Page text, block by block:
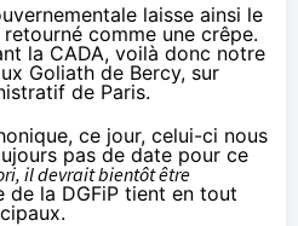
laisse ainsi le
comme une crêpe.
la CADA, voilà donc notre
Goliath de Bercy, sur
de Paris.
ce jour, celui-ci nous
pas de date pour ce
il devrait bientôt être
de la DGFiP tient en tout